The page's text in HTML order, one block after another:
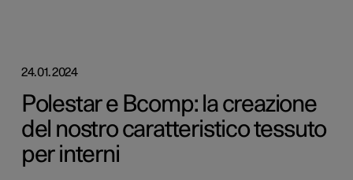
24.01.2024
Polestar e Bcomp: la creazione
del nostro caratteristico tessuto
per interni